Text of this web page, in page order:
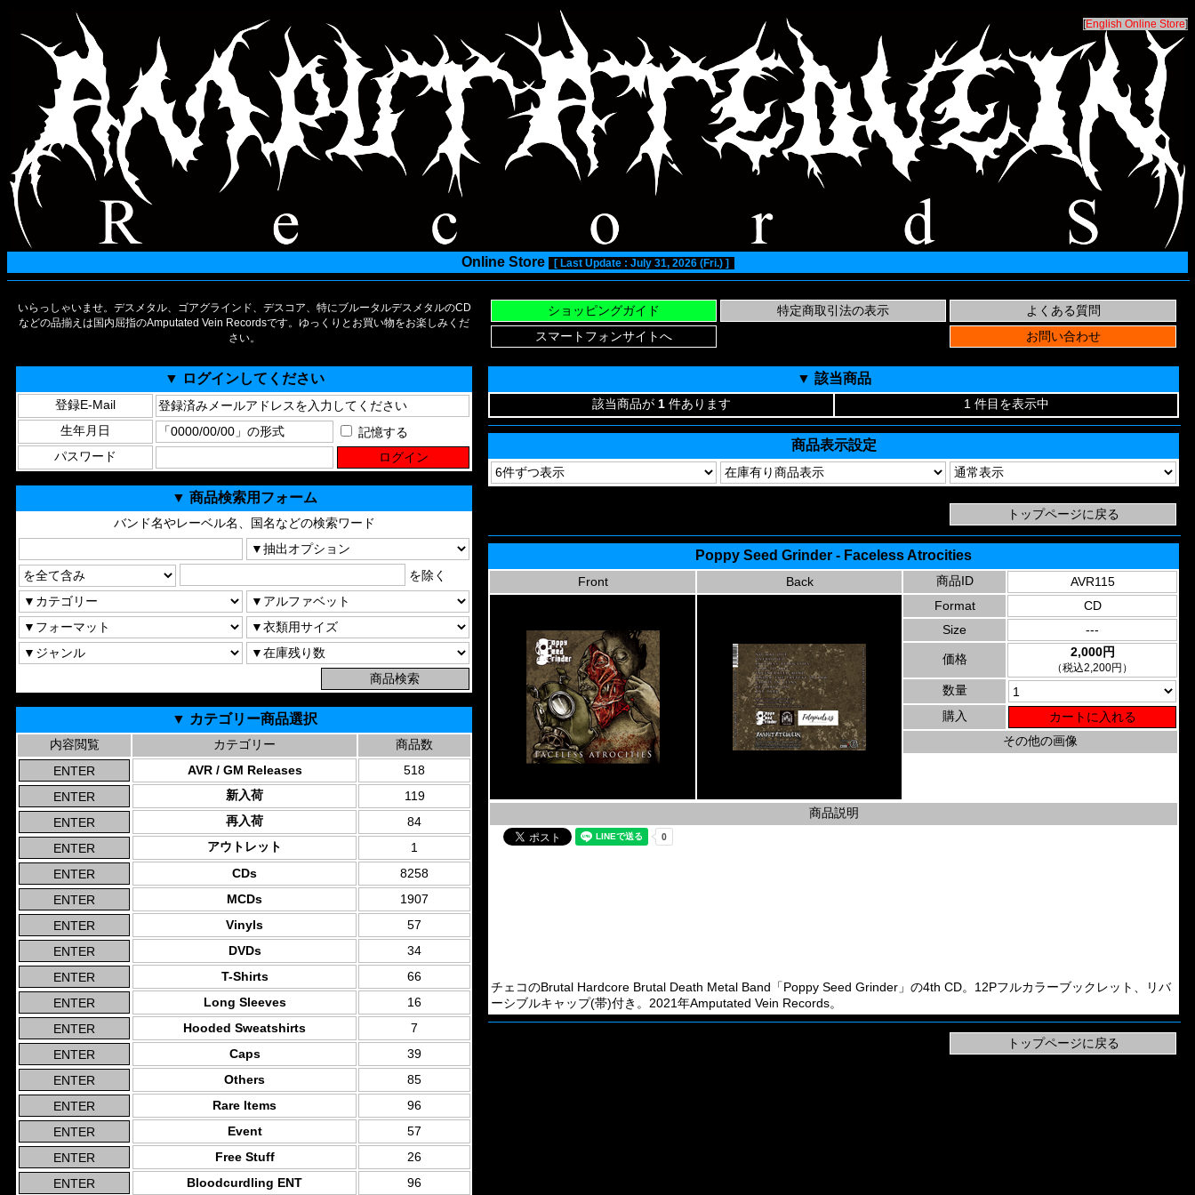
[English Online Store]
Online Store [ Last Update : July 31, 2026 (Fri.) ]
いらっしゃいませ。デスメタル、ゴアグラインド、デスコア、特にブルータルデスメタルのCD
などの品揃えは国内屈指のAmputated Vein Recordsです。ゆっくりとお買い物をお楽しみくだ
さい。
▼ ログインしてください
登録E-Mail
生年月日
記憶する
パスワード
▼ 商品検索用フォーム
バンド名やレーベル名、国名などの検索ワード
を除く
▼ カテゴリー商品選択
内容閲覧 カテゴリー
商品数
AVR / GM Releases
518
新入荷
119
再入荷
84
アウトレット
1
CDs
8258
MCDs
1907
Vinyls
57
DVDs
34
T-Shirts
66
Long Sleeves
16
Hooded Sweatshirts
7
Caps
39
Others
85
Rare Items
96
Event
57
Free Stuff
26
Bloodcurdling ENT
96
▼ 該当商品
該当商品が 1 件あります 1 件目を表示中
商品表示設定
Poppy Seed Grinder - Faceless Atrocities
Front Back 商品ID
AVR115
Format
CD
Size
---
価格 2,000円
（税込2,200円）
数量
購入
その他の画像
商品説明
チェコのBrutal Hardcore Brutal Death Metal Band「Poppy Seed Grinder」の4th CD。12Pフルカラーブックレット、リバ
ーシブルキャップ(帯)付き。2021年Amputated Vein Records。